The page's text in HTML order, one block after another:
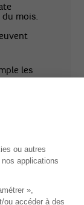
mois.
les
hors pays
mobile à
data, SMS
et hors